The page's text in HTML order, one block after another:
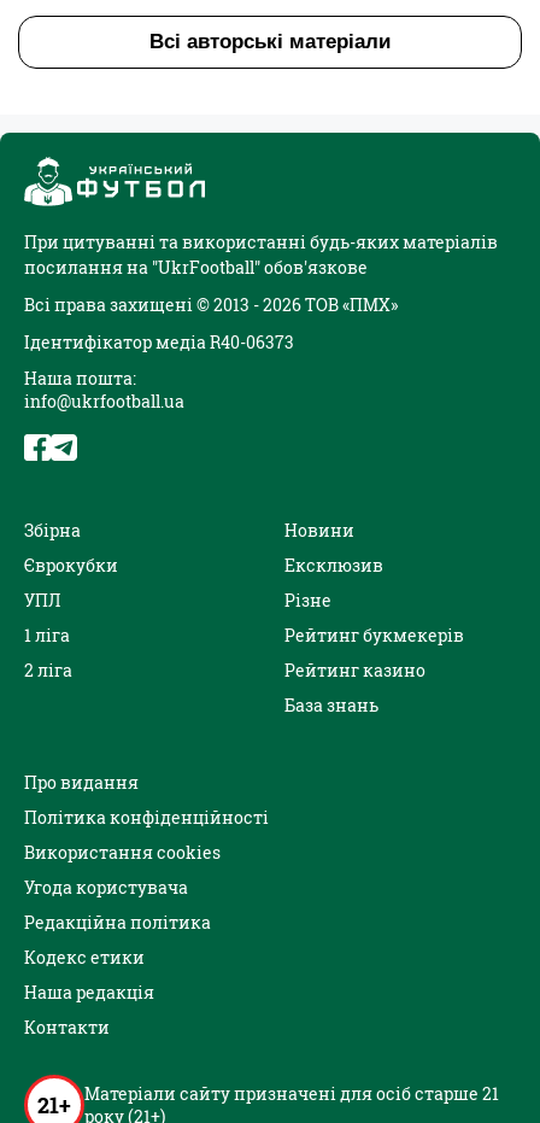
Всі авторські матеріали
При цитуванні та використанні будь-яких матеріалів
посилання на "UkrFootball" обов'язкове
Всі права захищені © 2013 - 2026 ТОВ «ПМХ»
Ідентифікатор медіа R40-06373
Наша пошта:
info@ukrfootball.ua
Збірна
Єврокубки
УПЛ
1 ліга
2 ліга
Новини
Ексклюзив
Різне
Рейтинг букмекерів
Рейтинг казино
База знань
Про видання
Політика конфіденційності
Використання cookies
Угода користувача
Редакційна політика
Кодекс етики
Наша редакція
Контакти
21+ Матеріали сайту призначені для осіб старше 21
року (21+)